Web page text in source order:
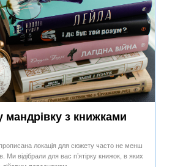
з книжками
прописана локація для сюжету часто не менш
Ми відібрали для вас п’ятірку книжок, в яких